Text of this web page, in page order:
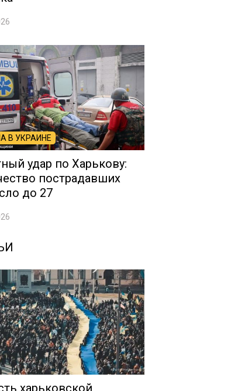
В УКРАИНЕ
удар по Харькову:
пострадавших
до 27
харьковской